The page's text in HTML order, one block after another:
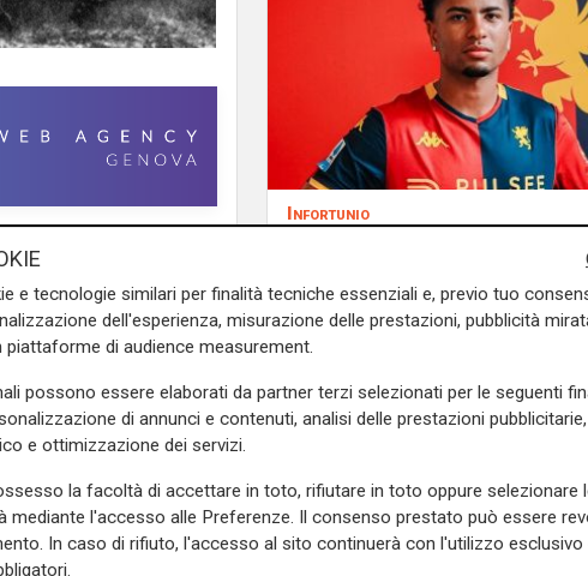
del calcio italiano
tutto in un solo giorno.
del campionato,
divenne Figc solo nel
Torinese, la Ginnastica
che si aprì alle
2-1), a cui seguì alle 11
vinsero per 2-0.
Umberto Idavanti a un
battè l'Internazionale
Infortunio
ginocchio per Meichtry: out
fino a fine agosto
05/08/
e tecnologie similari per finalità tecniche essenziali e, previo tuo
dell'esperienza, misurazione delle prestazioni, pubblicità
piattaforme di audience measurement.
possono essere elaborati da partner terzi selezionati per le seguenti
di annunci e contenuti, analisi delle prestazioni pubblicitarie,
e ottimizzazione dei servizi.
la facoltà di accettare in toto, rifiutare in toto oppure selezionare
mediante l'accesso alle Preferenze. Il consenso prestato può essere
In caso di rifiuto, l'accesso al sito continuerà con l'utilizzo esclusivo